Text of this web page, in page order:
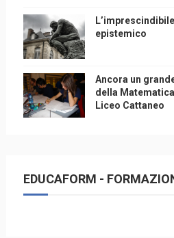
epistemico
Ancora un
della
Liceo Cattaneo
EDUCAFORM -